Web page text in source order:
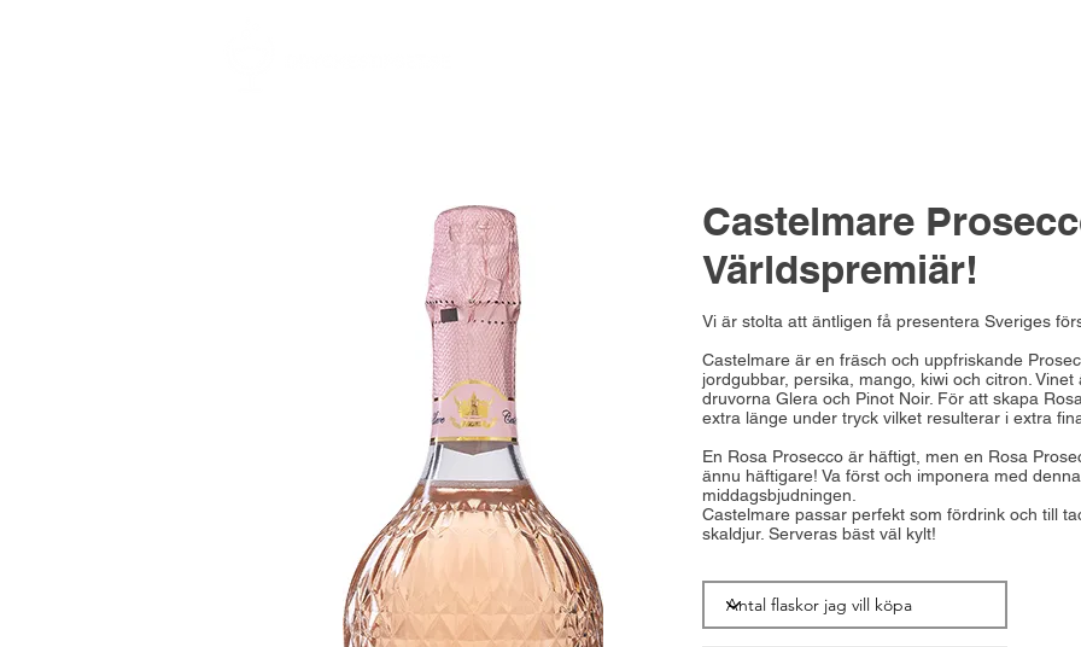
Castelmare
Världspremiär!
Vi är stolta att äntligen få presentera Sveriges
Castelmare är en fräsch och uppfriskande
jordgubbar, persika, mango, kiwi och citron.
druvorna Glera och Pinot Noir. För att skapa
extra länge under tryck vilket resulterar i extra
En Rosa Prosecco är häftigt, men en Rosa
ännu häftigare! Va först och imponera med
middagsbjudningen.
Castelmare passar perfekt som fördrink och till
skaldjur. Serveras bäst väl kylt!